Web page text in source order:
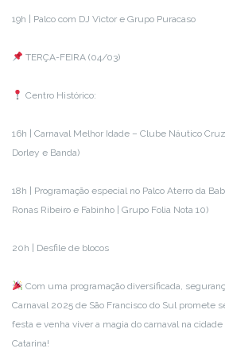
19h | Palco com DJ Victor e Grupo Puracaso
TERÇA-FEIRA (04/03)
Centro Histórico:
16h | Carnaval Melhor Idade – Clube Náutico
Dorley e Banda)
18h | Programação especial no Palco Aterro da
Ronas Ribeiro e Fabinho | Grupo Folia Nota 10)
20h | Desfile de blocos
Com uma programação diversificada,
Carnaval 2025 de São Francisco do Sul promete
festa e venha viver a magia do carnaval na
Catarina!